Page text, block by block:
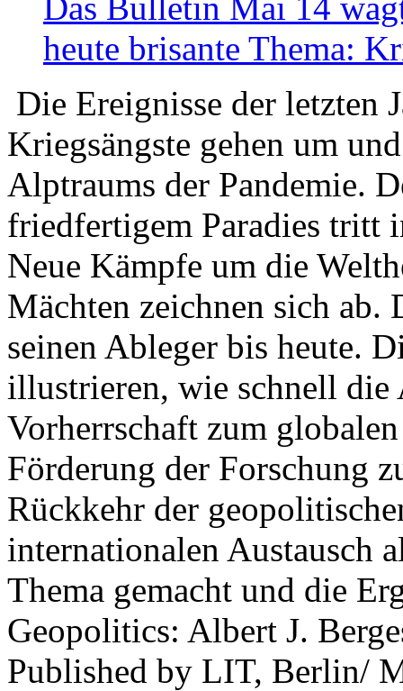
heute brisante Thema:
Die Ereignisse der letzten
Kriegsängste gehen um
Alptraums der Pandemie.
friedfertigem Paradies tritt
Neue Kämpfe um die
Mächten zeichnen sich
seinen Ableger bis heute.
illustrieren, wie schnell die
Vorherrschaft zum
Förderung der Forschung
Rückkehr der
internationalen Austausch
Thema gemacht und die
Geopolitics: Albert J.
Published by LIT, Berlin/